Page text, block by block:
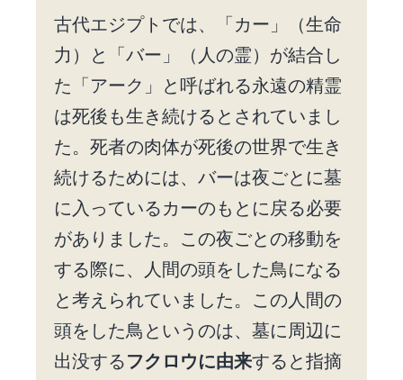
古代エジプトでは、「カー」（生命
力）と「バー」（人の霊）が結合し
た「アーク」と呼ばれる永遠の精霊
は死後も生き続けるとされていまし
た。死者の肉体が死後の世界で生き
続けるためには、バーは夜ごとに墓
に入っているカーのもとに戻る必要
がありました。この夜ごとの移動を
する際に、人間の頭をした鳥になる
と考えられていました。この人間の
頭をした鳥というのは、墓に周辺に
出没するフクロウに由来すると指摘